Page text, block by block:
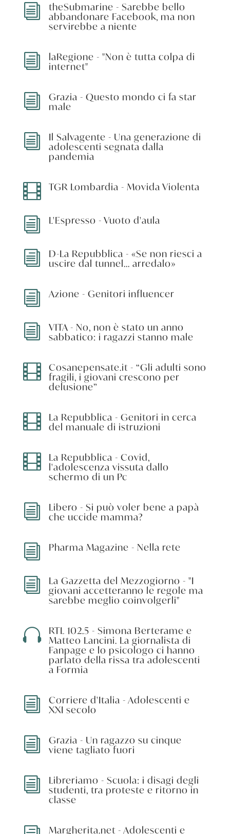
i theSubmarine - Sarebbe bello
abbandonare Facebook, ma non
servirebbe a niente
i laRegione - "Non è tutta colpa di
internet"
i Grazia - Questo mondo ci fa star
male
i Il Salvagente - Una generazione di
adolescenti segnata dalla
pandemia
 TGR Lombardia - Movida Violenta
i L'Espresso - Vuoto d'aula
i D-La Repubblica - «Se non riesci a
uscire dal tunnel... arredalo»
i Azione - Genitori influencer
i VITA - No, non è stato un anno
sabbatico: i ragazzi stanno male
 Cosanepensate.it - “Gli adulti sono
fragili, i giovani crescono per
delusione”
 La Repubblica - Genitori in cerca
del manuale di istruzioni
 La Repubblica - Covid,
l'adolescenza vissuta dallo
schermo di un Pc
i Libero - Si può voler bene a papà
che uccide mamma?
i Pharma Magazine - Nella rete
i La Gazzetta del Mezzogiorno - "I
giovani accetteranno le regole ma
sarebbe meglio coinvolgerli"
 RTL 102.5 - Simona Berterame e
Matteo Lancini. La giornalista di
Fanpage e lo psicologo ci hanno
parlato della rissa tra adolescenti
a Formia
i Corriere d'Italia - Adolescenti e
XXI secolo
i Grazia - Un ragazzo su cinque
viene tagliato fuori
i Libreriamo - Scuola: i disagi degli
studenti, tra proteste e ritorno in
classe
Margherita.net - Adolescenti e